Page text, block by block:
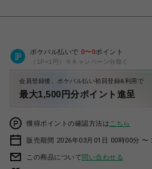
ポケパル払いで 0〜0ポイント
（1P=1円）※キャンペーン分除く
会員登録後、ポケパル払い初回登録&利用で
最大1,500円分ポイント進呈
獲得ポイントの確認方法は こちら
販売期間 2026年03月01日 00時00分 〜
この商品について問い合わせる